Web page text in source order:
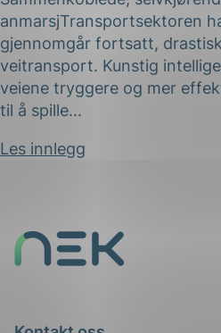
anmarsjTransportsektoren
gjennomgår fortsatt,
veitransport. Kunstig
veiene tryggere og mer
til å spille...
Les innlegg